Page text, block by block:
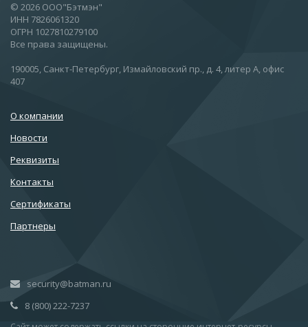
© 2026 ООО"Бэтмэн"
ИНН 7826061320
ОГРН 1027810279100
Все права защищены.
190005, Санкт-Петербург, Измайловский пр., д. 4, литер А, офис
407
О компании
Новости
Реквизиты
Контакты
Сертификаты
Партнеры
security@batman.ru
8 (800) 222-7237